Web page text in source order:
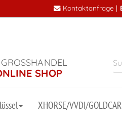
Kontaktanfrage |
SHOP
XHORSE/VVDI/GOLDCAR